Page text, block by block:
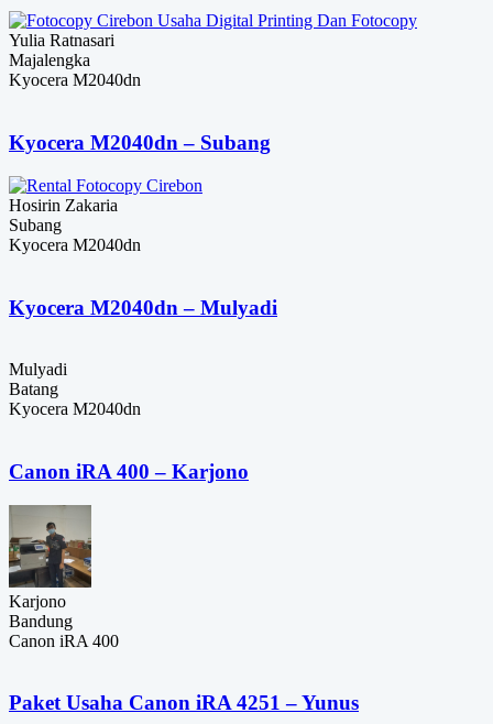
Yulia Ratnasari
Majalengka
Kyocera M2040dn
Kyocera M2040dn – Subang
Hosirin Zakaria
Subang
Kyocera M2040dn
Kyocera M2040dn – Mulyadi
Mulyadi
Batang
Kyocera M2040dn
Canon iRA 400 – Karjono
Karjono
Bandung
Canon iRA 400
Paket Usaha Canon iRA 4251 – Yunus